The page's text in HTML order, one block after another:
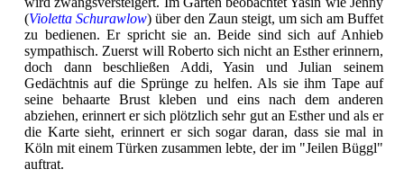
(Violetta Schurawlow) über den Zaun steigt, um sich am Buffet
zu bedienen. Er spricht sie an. Beide sind sich auf Anhieb
sympathisch. Zuerst will Roberto sich nicht an Esther erinnern,
doch dann beschließen Addi, Yasin und Julian seinem
Gedächtnis auf die Sprünge zu helfen. Als sie ihm Tape auf
seine behaarte Brust kleben und eins nach dem anderen
abziehen, erinnert er sich plötzlich sehr gut an Esther und als er
die Karte sieht, erinnert er sich sogar daran, dass sie mal in
Köln mit einem Türken zusammen lebte, der im "Jeilen Büggl"
auftrat.